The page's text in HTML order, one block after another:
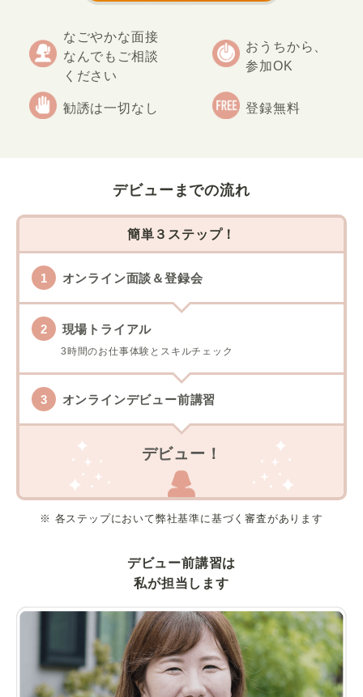
なごやかな面接
なんでもご相談
ください
おうちから、
参加OK
勧誘は一切なし 登録無料
デビューまでの流れ
簡単３ステップ！
オンライン面談＆登録会
現場トライアル
3時間のお仕事体験とスキルチェック
オンラインデビュー前講習
デビュー！
※ 各ステップにおいて弊社基準に基づく審査があります
デビュー前講習は
私が担当します